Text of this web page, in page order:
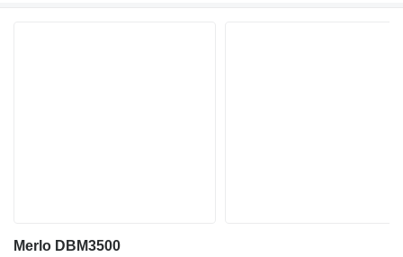
Merlo DBM3500